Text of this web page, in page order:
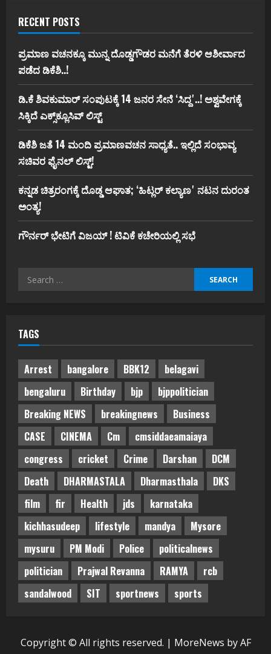
RECENT POSTS
ಪ್ರಮಾಣ ವಚನಕ್ಕೂ ಮುನ್ನ ದೊಡ್ಡಗೌಡರ ಮನೆಗೆ ತೆರಳಿ ಆಶೀರ್ವಾದ
ಪಡೆದ ಡಿಕೆಶಿ..!
ಡಿ.ಕೆ ಶಿವಕುಮಾರ್‌ ಸಂಪುಟಕ್ಕೆ 14 ಜನರ ಸೇನೆ ʻಸಿದ್ದʼ..! ಅಶ್ವವೇಗಕ್ಕೆ
ಸಿಕ್ಕಿದೆ ಎಕ್ಸ್‌ಕ್ಲೂಸಿವ್‌ ಲಿಸ್ಟ್‌
ಡಿಕೆಶಿ ಜತೆ 14 ಮಂದಿ ಪ್ರಮಾಣವಚನ ಸಾಧ್ಯತೆ.. ಇಲ್ಲಿದೆ ಸಂಭಾವ್ಯ
ಸಚಿವರ ಫೈನಲ್ ಲಿಸ್ಟ್‌!
ಕನ್ನಡ ಚಿತ್ರರಂಗಕ್ಕೆ ದೊಡ್ಡ ಆಘಾತ; ʻಹಿಟ್ಲರ್ ಕಲ್ಯಾಣʼ ನಟನ ದುರಂತ
ಅಂತ್ಯ!
ಗೌರ್ನರ್‌ ಭೇಟಿಗೆ ವಿಜಯ್‌ ! ಟಿವಿಕೆ ಕಚೇರಿಯಲ್ಲಿ ಸಭೆ
Search
TAGS
Arrest bangalore BBK12
belagavi
bengaluru
Birthday bjp
bjppolitician
Breaking NEWS
breakingnews
Business
CASE
CINEMA Cm
cmsiddaeamaiaya
congress
cricket Crime Darshan
DCM
Death
DHARMASTALA Dharmasthala
DKS
film
fir Health jds
karnataka
kichhasudeep
lifestyle mandya
Mysore
mysuru
PM Modi Police
politicalnews
politician
Prajwal Revanna RAMYA
rcb
sandalwood
SIT sportnews sports
Copyright © All rights reserved. | MoreNews by AF